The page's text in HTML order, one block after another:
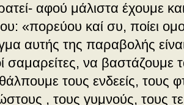
αφού μάλιστα έχουμε
«πορεύου καί συ, ποίει
αυτής της παραβολής
σαμαρείτες, να
τους ενδεείς, τους
, τους γυμνούς, τους